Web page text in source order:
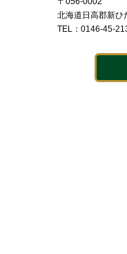
北海道日高郡新ひ
TEL：0146-45-